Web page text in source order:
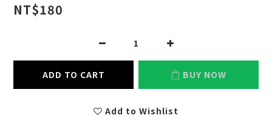
NT$180
ADD TO CART BUY NOW
Add to Wishlist